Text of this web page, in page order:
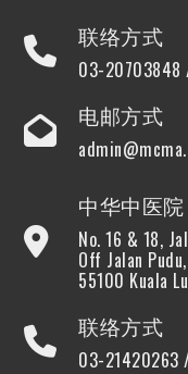
联络方式
03-
电邮方式
中华中医
No. 16 & 18,
Off Jalan Pudu,
55100 Kuala
联络方式
03-21420263